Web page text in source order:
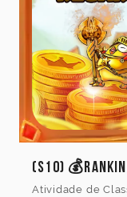
(S10)
Atividade de